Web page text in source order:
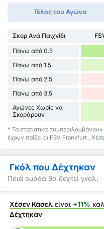
Τέλος του Αγώνα
Σκορ Ανά Παιχνίδι
Πάνω από 0.5
Πάνω από 1.5
Πάνω από 2.5
Πάνω από 3.5
Αγώνες Χωρίς να
Σκοράρουν
* Τα στατιστικά
έχουν παίξει οι FSV Frankfurt ,
Γκόλ που Δέχτηκαν
Ποιά ομάδα θα δεχτεί γκολ;
Χέσεν Κάσελ είναι +11%
Δέχτηκαν